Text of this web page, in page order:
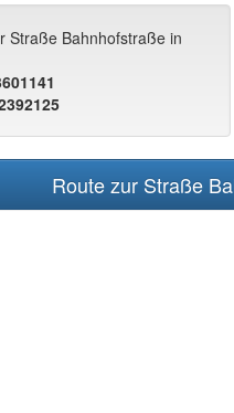
Straße Bahnhofstraße in
Route zur Straße